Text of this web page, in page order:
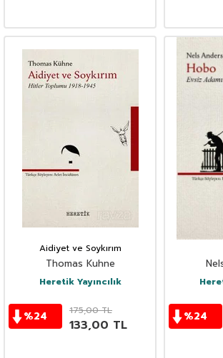
Aidiyet ve Soykırım
Thomas Kuhne
Heretik Yayıncılık
%24 175,00TL
133,00 TL
%24